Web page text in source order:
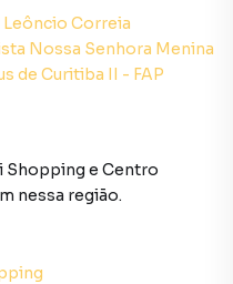
Salão de Festas
Gourmet totalmente
e Bicicletário
sem precisar
Correia
Nossa Senhora Menina
de Curitiba II - FAP
Shopping e Centro
nessa região.